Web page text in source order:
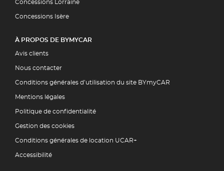
Concessions Lorraine
Concessions Isère
À PROPOS DE BYMYCAR
Avis clients
Nous contacter
Conditions générales d’utilisation du site BYmyCAR
Mentions légales
Politique de confidentialité
Gestion des cookies
Conditions générales de location UCAR+
Accessibilité